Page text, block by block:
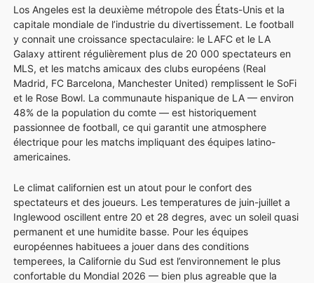
Los Angeles est la deuxième métropole des États-Unis et la
capitale mondiale de l’industrie du divertissement. Le football
y connait une croissance spectaculaire: le LAFC et le LA
Galaxy attirent régulièrement plus de 20 000 spectateurs en
MLS, et les matchs amicaux des clubs européens (Real
Madrid, FC Barcelona, Manchester United) remplissent le SoFi
et le Rose Bowl. La communaute hispanique de LA — environ
48% de la population du comte — est historiquement
passionnee de football, ce qui garantit une atmosphere
électrique pour les matchs impliquant des équipes latino-
americaines.
Le climat californien est un atout pour le confort des
spectateurs et des joueurs. Les temperatures de juin-juillet a
Inglewood oscillent entre 20 et 28 degres, avec un soleil quasi
permanent et une humidite basse. Pour les équipes
européennes habituees a jouer dans des conditions
temperees, la Californie du Sud est l’environnement le plus
confortable du Mondial 2026 — bien plus agreable que la